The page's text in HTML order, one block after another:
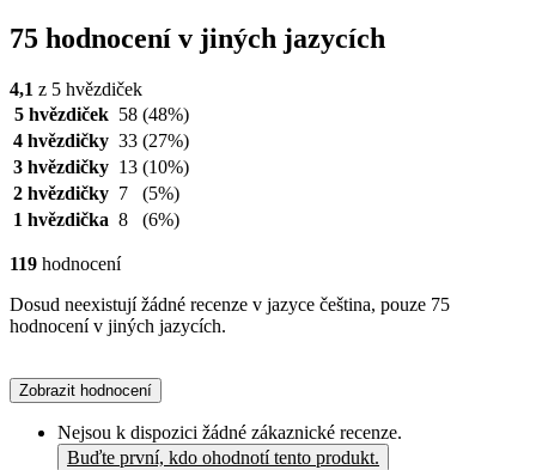
75 hodnocení v jiných jazycích
4,1 z 5 hvězdiček
5 hvězdiček 58 (48%)
4 hvězdičky 33 (27%)
3 hvězdičky 13 (10%)
2 hvězdičky 7
(5%)
1 hvězdička 8 (6%)
119 hodnocení
Dosud neexistují žádné recenze v jazyce čeština, pouze 75
hodnocení v jiných jazycích.
Zobrazit hodnocení
Nejsou k dispozici žádné zákaznické recenze.
Buďte první, kdo ohodnotí tento produkt.